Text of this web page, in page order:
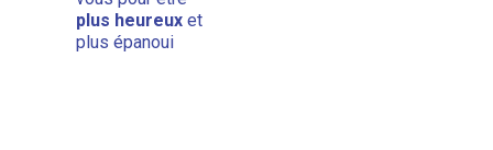
plus heureux et
plus épanoui